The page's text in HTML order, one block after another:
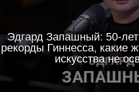
Эдгард Запашный: 50-
рекорды Гиннесса, какие
искусства не